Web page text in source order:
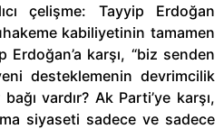
çelişme: Tayyip Erdoğan
kabiliyetinin tamamen
Erdoğan’a karşı, “biz senden
desteklemenin devrimcilik
vardır? Ak Parti’ye karşı,
siyaseti sadece ve sadece